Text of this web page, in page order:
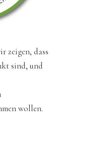
zeigen, dass
sind, und
wollen.